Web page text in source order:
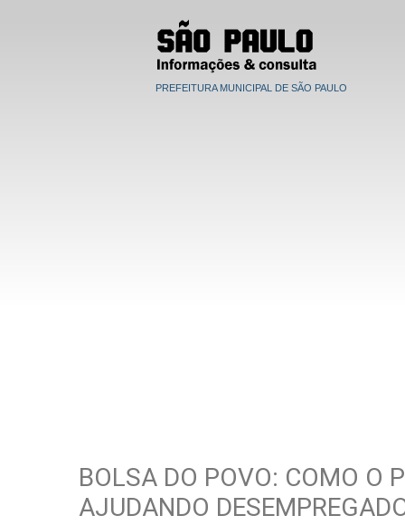
PREFEITURA MUNICIPAL DE SÃO PAULO
BOLSA DO POVO: COMO O
AJUDANDO